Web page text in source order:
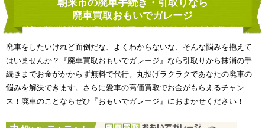
朝来市の廃車手続き・引取りなら
廃車買取おもいでガレージ
廃車をしたいけれど面倒だな、よくわからないな、そんな悩みを抱えて
はいませんか？『廃車買取おもいでガレージ』なら引取りから抹消の手
続きまでお金がかからず無料で代行。丸投げラクラクであなたの廃車の
悩みを解決できます。さらに愛車の高価買取でお金がもらえるチャン
ス！廃車のことならぜひ『おもいでガレージ』におまかせください！